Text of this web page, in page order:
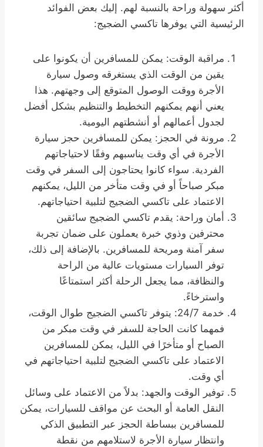
أكثر سهولة وراحة بالنسبة لهم. إليك بعض الفوائد
الرئيسية التي يوفرها تاكسي الضجيج:
مراقبة الوقت: يمكن للمسافرين أن يكونوا على
يقين من الوقت الذي يستغرقه وصول سيارة
الأجرة ووقت الوصول المتوقع إلى وجهتهم. هذا
يعني أنهم يمكنهم التخطيط والتنظيم بشكل أفضل
لجدول أعمالهم أو أنشطتهم اليومية.
مرونة في الحجز: يمكن للمسافرين حجز سيارة
الأجرة في أي وقت يناسبهم وفقًا لاحتياجاتهم
الفردية. سواء كانوا يحتاجون إلى السفر في وقت
مبكر صباحاً أو في وقت متأخر من الليل، يمكنهم
الاعتماد على تاكسي الضجيج لتلبية احتياجاتهم.
أمان وراحة: يقدم تاكسي الضجيج سائقين
محترفين وذوي خبرة يعملون على ضمان تجربة
سفر آمنة ومريحة للمسافرين. بالإضافة إلى ذلك،
توفر السيارات مستويات عالية من الراحة
والنظافة، مما يجعل الرحلة أكثر استمتاعًا
واسترخاءً.
خدمة 24/7: يتوفر تاكسي الضجيج طوال الوقت،
فمهما كانت الحاجة للسفر في وقت مبكر من
الصباح أو متأخرًا في الليل، يمكن للمسافرين
الاعتماد على تاكسي الضجيج لتلبية احتياجاتهم في
أي وقت.
توفير الوقت والجهد: بدلاً من الاعتماد على وسائل
النقل العامة أو البحث عن مواقف للسيارات، يمكن
للمسافرين ببساطة الحجز عبر التطبيق الذكي
وانتظار سيارة الأجرة لاستلامهم من نقطة